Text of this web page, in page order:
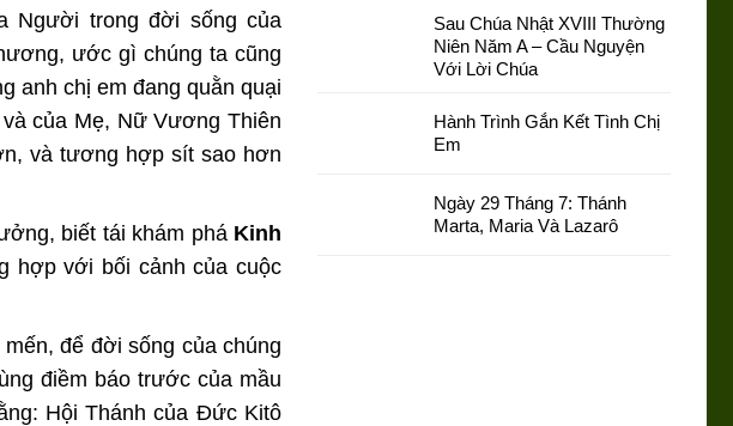
Người trong đời sống của
ước gì chúng ta cũng
anh chị em đang quằn quại
của Mẹ, Nữ Vương Thiên
và tương hợp sít sao hơn
biết tái khám phá Kinh
hợp với bối cảnh của cuộc
để đời sống của chúng
điềm báo trước của mầu
Hội Thánh của Đức Kitô
Sau Chúa Nhật XVIII Thường
Niên Năm A – Cầu Nguyện
Với Lời Chúa
Hành Trình Gắn Kết Tình Chị
Em
Ngày 29 Tháng 7: Thánh
Marta, Maria Và Lazarô